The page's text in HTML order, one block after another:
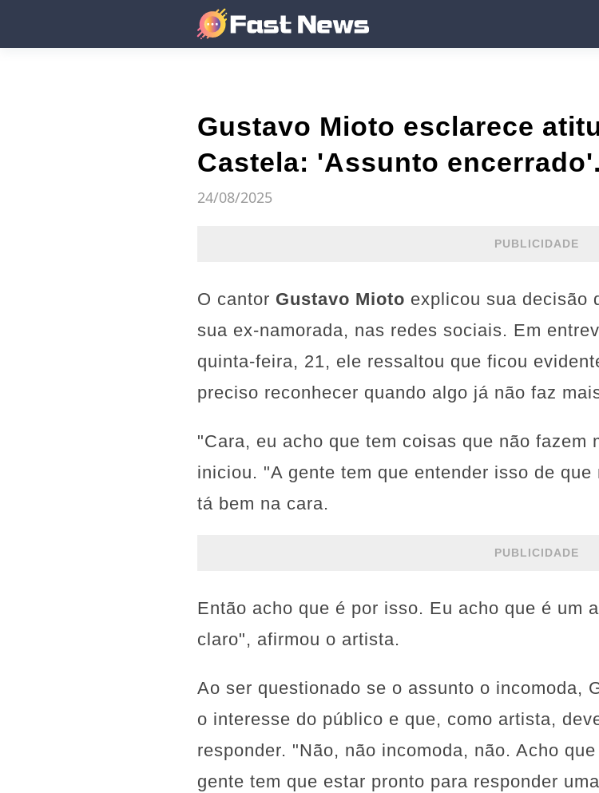
Gustavo Mioto esclarece
Castela: 'Assunto
24/08/2025
PUBLICIDADE
O cantor Gustavo Mioto explicou sua decisão
sua ex-namorada, nas redes sociais. Em
quinta-feira, 21, ele ressaltou que ficou
preciso reconhecer quando algo já não faz
"Cara, eu acho que tem coisas que não fazem
iniciou. "A gente tem que entender isso de
tá bem na cara.
PUBLICIDADE
Então acho que é por isso. Eu acho que é um
claro", afirmou o artista.
Ao ser questionado se o assunto o incomoda,
o interesse do público e que, como artista,
responder. "Não, não incomoda, não. Acho
gente tem que estar pronto para responder